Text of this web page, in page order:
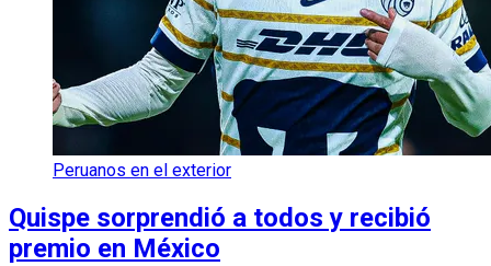
Peruanos en el exterior
Quispe sorprendió a todos y recibió
premio en México